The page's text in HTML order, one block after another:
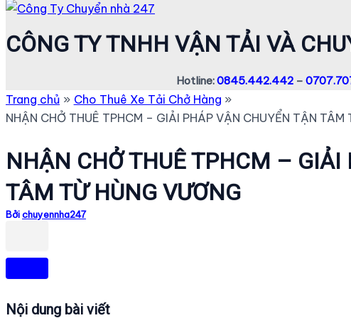
CÔNG TY TNHH VẬN TẢI VÀ
Hotline:0845.442.442–
Trang chủ
Cho Thuê Xe Tải Chở Hàng
NHẬN CHỞ THUÊ TPHCM – GIẢI PHÁP VẬN CHUYỂN TẬN TÂM
NHẬN CHỞ THUÊ TPHCM – GIẢI
TÂM TỪ HÙNG VƯƠNG
Bởichuyennha247
Nội dung bài viết